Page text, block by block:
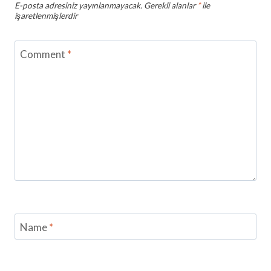
E-posta adresiniz yayınlanmayacak. Gerekli alanlar*ile
işaretlenmişlerdir
Comment *
Name*